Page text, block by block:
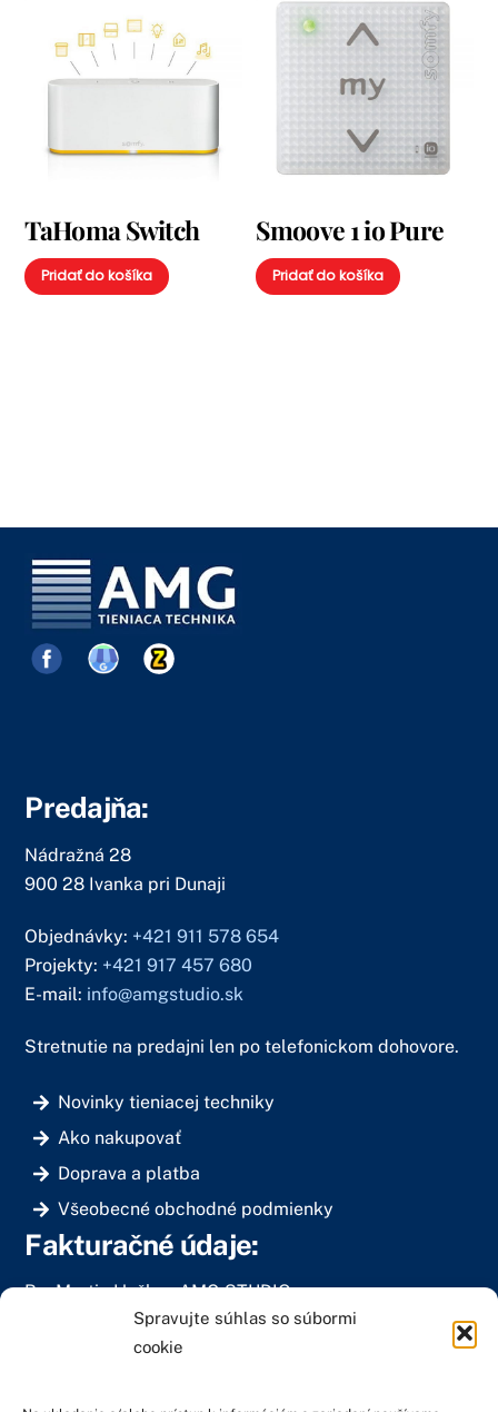
Spravujte súhlas so súbormi
cookie
TaHoma Switch
Pridať do košíka
Smoove 1 io Pure
Pridať do košíka
Predajňa:
Nádražná 28
900 28 Ivanka pri Dunaji
Objednávky: +421 911 578 654
Projekty: +421 917 457 680
E-mail: info@amgstudio.sk
Stretnutie na predajni len po telefonickom dohovore.
Novinky tieniacej techniky
Ako nakupovať
Doprava a platba
Všeobecné obchodné podmienky
Fakturačné údaje:
Bc. Martin Haško – AMG STUDIO
Muškátová 2281/9
900 28 Ivanka pri Dunaji